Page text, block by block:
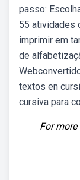
passo:
55 atividades
imprimir em
de
textos en
cursiva para
For